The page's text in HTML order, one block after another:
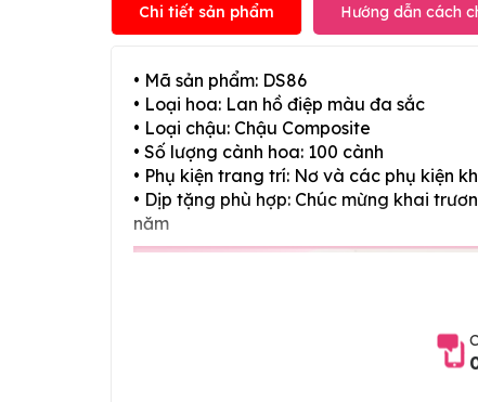
Chi tiết sản phẩm Hướng dẫn cách
• Mã sản phẩm: DS86
• Loại hoa: Lan hồ điệp màu đa sắc
• Loại chậu: Chậu Composite
• Số lượng cành hoa: 100 cành
• Phụ kiện trang trí: Nơ và các phụ kiện
• Dịp tặng phù hợp: Chúc mừng khai
năm